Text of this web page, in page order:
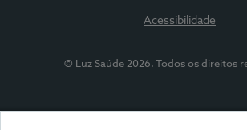
Acessibilidade
© Luz Saúde 2026. Todos os direitos